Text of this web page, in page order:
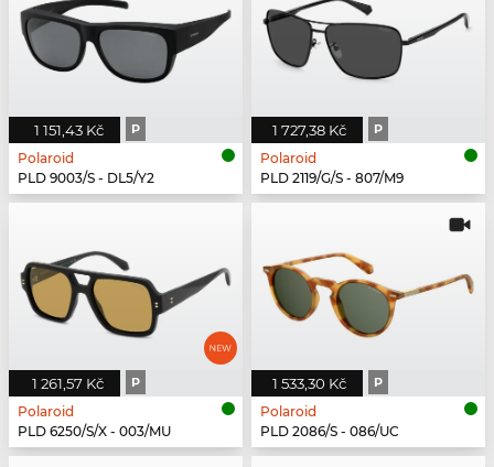
1 151,43 Kč P
Polaroid
PLD 9003/S - DL5/Y2
1 727,38 Kč P
Polaroid
PLD 2119/G/S - 807/M9
1 261,57 Kč P
Polaroid
PLD 6250/S/X - 003/MU
1 533,30 Kč P
Polaroid
PLD 2086/S - 086/UC